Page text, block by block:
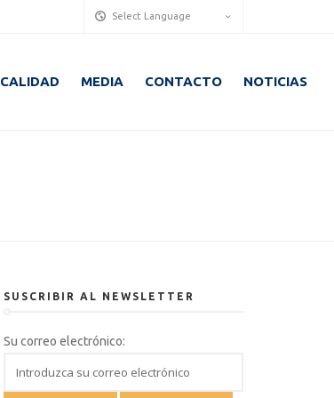
Select Language
CALIDAD MEDIA CONTACTO NOTICIAS
SUSCRIBIR AL NEWSLETTER
Su correo electrónico: